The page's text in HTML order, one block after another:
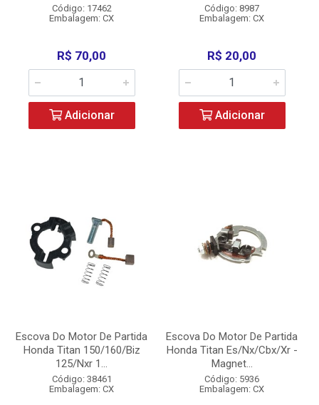
Código: 17462
Embalagem: CX
R$ 70,00
Adicionar
Código: 8987
Embalagem: CX
R$ 20,00
Adicionar
Escova Do Motor De Partida
Honda Titan 150/160/Biz
125/Nxr 1...
Código: 38461
Embalagem: CX
Escova Do Motor De Partida
Honda Titan Es/Nx/Cbx/Xr -
Magnet...
Código: 5936
Embalagem: CX